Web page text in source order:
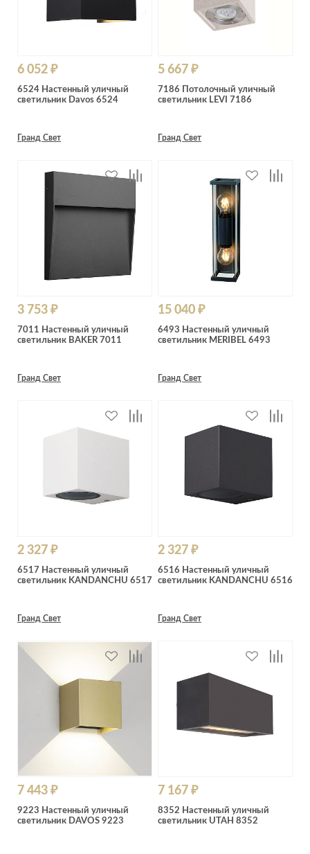
6 052 ₽
6524 Настенный уличный
светильник Davos 6524
Гранд Свет
5 667 ₽
7186 Потолочный уличный
светильник LEVI 7186
Гранд Свет
3 753 ₽
7011 Настенный уличный
светильник BAKER 7011
Гранд Свет
15 040 ₽
6493 Настенный уличный
светильник MERIBEL 6493
Гранд Свет
2 327 ₽
6517 Настенный уличный
светильник KANDANCHU 6517
Гранд Свет
2 327 ₽
6516 Настенный уличный
светильник KANDANCHU 6516
Гранд Свет
7 443 ₽
9223 Настенный уличный
светильник DAVOS 9223
7 167 ₽
8352 Настенный уличный
светильник UTAH 8352